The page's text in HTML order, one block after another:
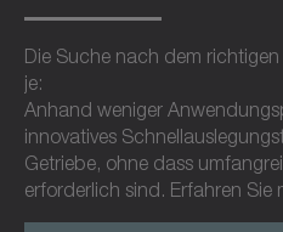
Die Suche nach dem
je:
Anhand weniger
innovatives
Getriebe, ohne dass
erforderlich sind. Erfahren Sie